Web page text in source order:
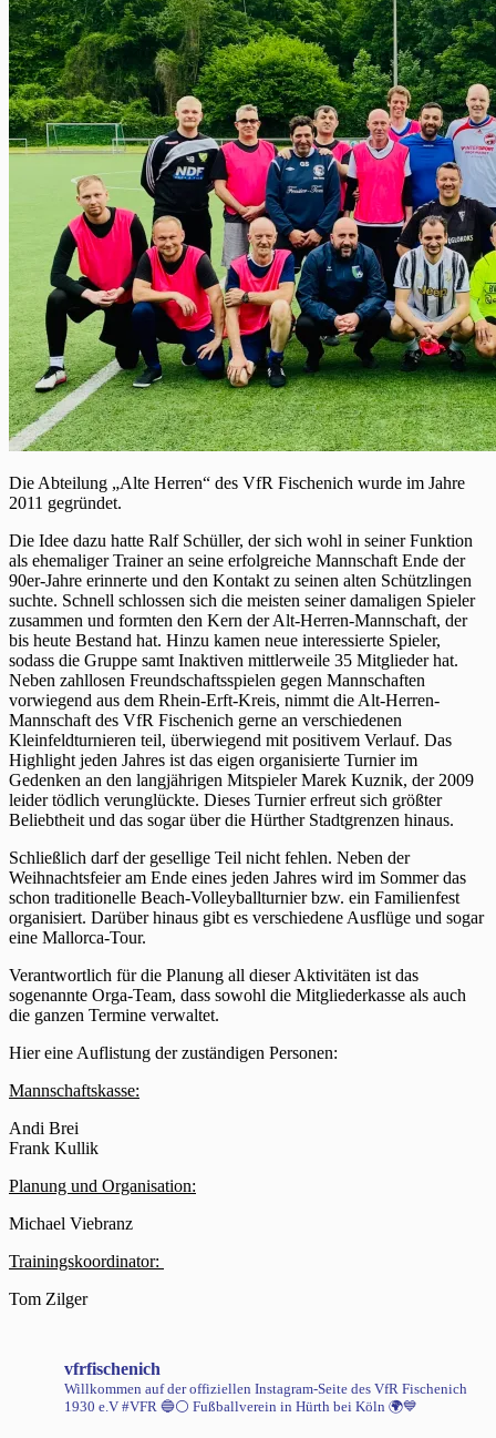
Die Abteilung „Alte Herren“ des VfR Fischenich wurde im Jahre
2011 gegründet.
Die Idee dazu hatte Ralf Schüller, der sich wohl in seiner Funktion
als ehemaliger Trainer an seine erfolgreiche Mannschaft Ende der
90er-Jahre erinnerte und den Kontakt zu seinen alten Schützlingen
suchte. Schnell schlossen sich die meisten seiner damaligen Spieler
zusammen und formten den Kern der Alt-Herren-Mannschaft, der
bis heute Bestand hat. Hinzu kamen neue interessierte Spieler,
sodass die Gruppe samt Inaktiven mittlerweile 35 Mitglieder hat.
Neben zahllosen Freundschaftsspielen gegen Mannschaften
vorwiegend aus dem Rhein-Erft-Kreis, nimmt die Alt-Herren-
Mannschaft des VfR Fischenich gerne an verschiedenen
Kleinfeldturnieren teil, überwiegend mit positivem Verlauf. Das
Highlight jeden Jahres ist das eigen organisierte Turnier im
Gedenken an den langjährigen Mitspieler Marek Kuznik, der 2009
leider tödlich verunglückte. Dieses Turnier erfreut sich größter
Beliebtheit und das sogar über die Hürther Stadtgrenzen hinaus.
Schließlich darf der gesellige Teil nicht fehlen. Neben der
Weihnachtsfeier am Ende eines jeden Jahres wird im Sommer das
schon traditionelle Beach-Volleyballturnier bzw. ein Familienfest
organisiert. Darüber hinaus gibt es verschiedene Ausflüge und sogar
eine Mallorca-Tour.
Verantwortlich für die Planung all dieser Aktivitäten ist das
sogenannte Orga-Team, dass sowohl die Mitgliederkasse als auch
die ganzen Termine verwaltet.
Hier eine Auflistung der zuständigen Personen:
Mannschaftskasse:
Andi Brei
Frank Kullik
Planung und Organisation:
Michael Viebranz
Trainingskoordinator:
Tom Zilger
vfrfischenich
Willkommen auf der offiziellen Instagram-Seite des VfR Fischenich
1930 e.V #VFR 🔵⚪️ Fußballverein in Hürth bei Köln 🌍💙